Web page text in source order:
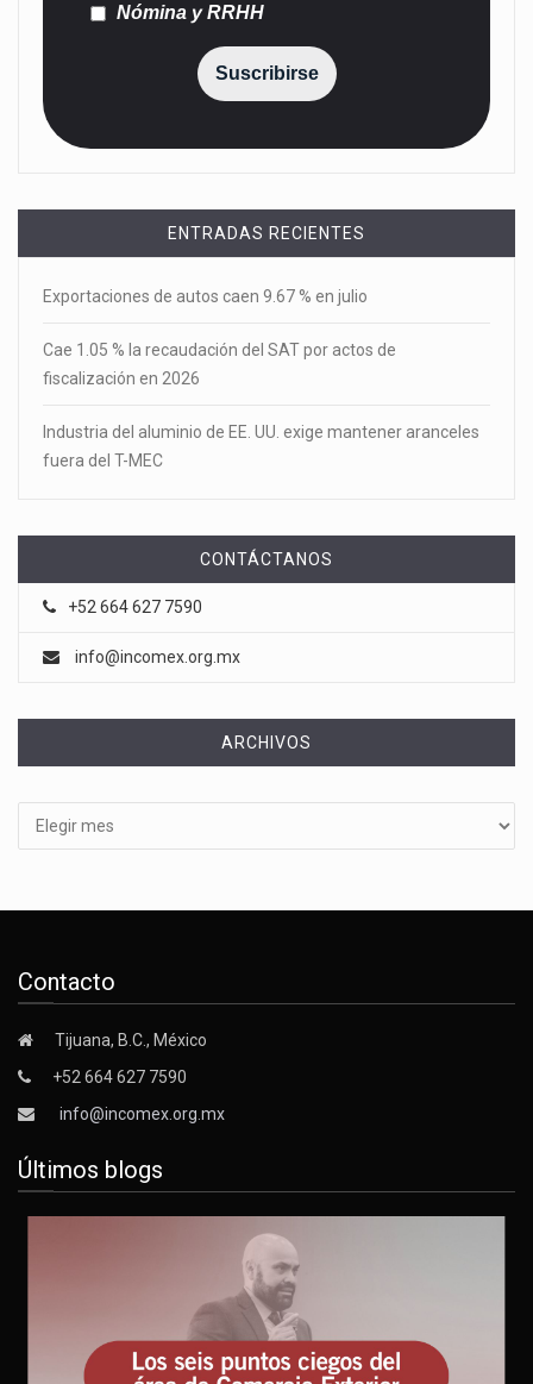
Nómina y RRHH
Suscribirse
ENTRADAS RECIENTES
Exportaciones de autos caen 9.67 % en julio
Cae 1.05 % la recaudación del SAT por actos de
fiscalización en 2026
Industria del aluminio de EE. UU. exige mantener aranceles
fuera del T-MEC
CONTÁCTANOS
+52 664 627 7590
info@incomex.org.mx
ARCHIVOS
Contacto
Tijuana, B.C., México
+52 664 627 7590
info@incomex.org.mx
Últimos blogs